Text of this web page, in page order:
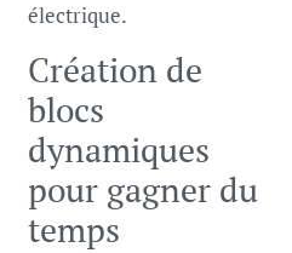
électrique.
Création de
blocs
dynamiques
pour gagner du
temps